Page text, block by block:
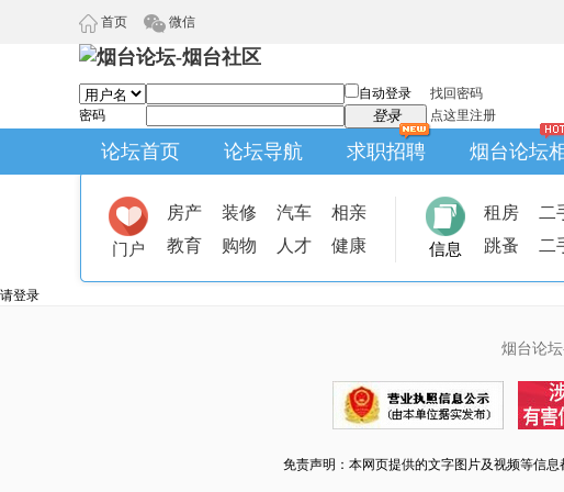
首页 微信
自动登录
找回密码
密码
登录 点这里注册
论坛首页 论坛导航 求职招聘 烟台论坛
门户
房产 装修 汽车
相亲
教育
购物 人才 健康 信息
租房 二
跳蚤
二
请登录
烟台论
免责声明：本网页提供的文字图片及视频等信